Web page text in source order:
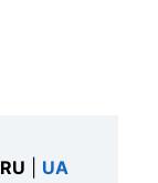
RU UA